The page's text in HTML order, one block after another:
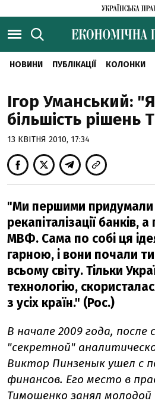
НОВИНИ ПУБЛІКАЦІЇ КОЛОНКИ
Ігор Уманський:
більшість
13 КВІТНЯ 2010, 17:34
"Ми першими придумали
рекапіталізації банків, а
МВФ. Сама по собі ця
гарною, і вони почали
всьому світу. Тільки
технологію,
з усіх країн." (Рос.)
В начале 2009 года, после
"секретной"
Виктор Пинзенык ушел с
финансов. Его место в
Тимошенко занял молодой